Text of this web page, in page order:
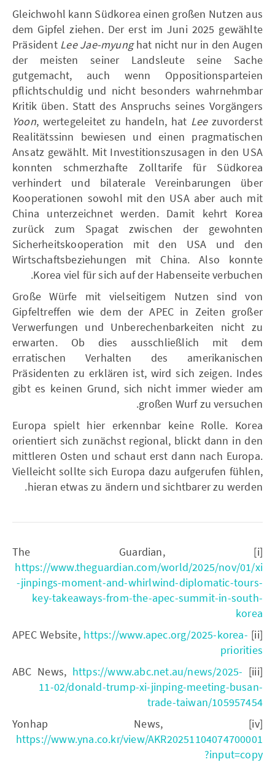
Gleichwohl kann Südkorea einen großen Nutzen aus
dem Gipfel ziehen. Der erst im Juni 2025 gewählte
Präsident Lee Jae-myunghat nicht nur in den Augen
der meisten seiner Landsleute seine Sache
gutgemacht, auch wenn Oppositionsparteien
pflichtschuldig und nicht besonders wahrnehmbar
Kritik üben. Statt des Anspruchs seines Vorgängers
Yoon, wertegeleitet zu handeln, hat Leezuvorderst
Realitätssinn bewiesen und einen pragmatischen
Ansatz gewählt. Mit Investitionszusagen in den USA
konnten schmerzhafte Zolltarife für Südkorea
verhindert und bilaterale Vereinbarungen über
Kooperationen sowohl mit den USA aber auch mit
China unterzeichnet werden. Damit kehrt Korea
zurück zum Spagat zwischen der gewohnten
Sicherheitskooperation mit den USA und den
Wirtschaftsbeziehungen mit China. Also konnte
Korea viel für sich auf der Habenseite verbuchen.
Große Würfe mit vielseitigem Nutzen sind von
Gipfeltreffen wie dem der APEC in Zeiten großer
Verwerfungen und Unberechenbarkeiten nicht zu
erwarten. Ob dies ausschließlich mit dem
erratischen Verhalten des amerikanischen
Präsidenten zu erklären ist, wird sich zeigen. Indes
gibt es keinen Grund, sich nicht immer wieder am
großen Wurf zu versuchen.
Europa spielt hier erkennbar keine Rolle. Korea
orientiert sich zunächst regional, blickt dann in den
mittleren Osten und schaut erst dann nach Europa.
Vielleicht sollte sich Europa dazu aufgerufen fühlen,
hieran etwas zu ändern und sichtbarer zu werden.
[i] The Guardian,
https://www.theguardian.com/world/2025/nov/01/xi
-jinpings-moment-and-whirlwind-diplomatic-tours-
key-takeaways-from-the-apec-summit-in-south-
korea
[ii] APEC Website,
https://www.apec.org/2025-korea-
priorities
[iii] ABC News,
https://www.abc.net.au/news/2025-
11-02/donald-trump-xi-jinping-meeting-busan-
trade-taiwan/105957454
[iv] Yonhap News,
https://www.yna.co.kr/view/AKR20251104074700001
?input=copy